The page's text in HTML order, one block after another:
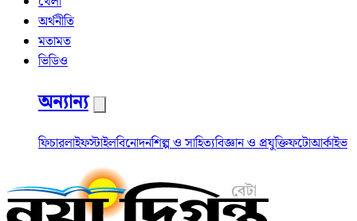
অর্থনীতি
মতামত
ভিডিও
অন্যান্য
ফিচারলাইফস্টাইলবিনোদনশিল্প ও সাহিত্যবিজ্ঞান ও প্রযুক্তিফটোআর্কাইভ